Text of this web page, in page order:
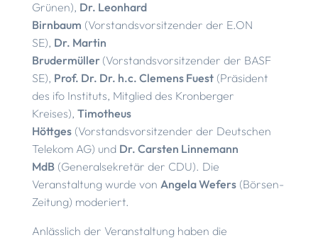
Grünen), Dr. Leonhard
Birnbaum (Vorstandsvorsitzender der E.ON
SE), Dr. Martin
Brudermüller (Vorstandsvorsitzender der BASF
SE), Prof. Dr. Dr. h.c. Clemens Fuest (Präsident
des ifo Instituts, Mitglied des Kronberger
Kreises), Timotheus
Höttges (Vorstandsvorsitzender der Deutschen
Telekom AG) und Dr. Carsten Linnemann
MdB (Generalsekretär der CDU). Die
Veranstaltung wurde von Angela Wefers (Börsen-
Zeitung) moderiert.
Anlässlich der Veranstaltung haben die